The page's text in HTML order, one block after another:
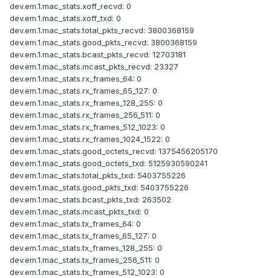
dev.em.1.mac_stats.xoff_recvd: 0
dev.em.1.mac_stats.xoff_txd: 0
dev.em.1.mac_stats.total_pkts_recvd: 3800368159
dev.em.1.mac_stats.good_pkts_recvd: 3800368159
dev.em.1.mac_stats.bcast_pkts_recvd: 12703181
dev.em.1.mac_stats.mcast_pkts_recvd: 23327
dev.em.1.mac_stats.rx_frames_64: 0
dev.em.1.mac_stats.rx_frames_65_127: 0
dev.em.1.mac_stats.rx_frames_128_255: 0
dev.em.1.mac_stats.rx_frames_256_511: 0
dev.em.1.mac_stats.rx_frames_512_1023: 0
dev.em.1.mac_stats.rx_frames_1024_1522: 0
dev.em.1.mac_stats.good_octets_recvd: 1375456205170
dev.em.1.mac_stats.good_octets_txd: 5125930590241
dev.em.1.mac_stats.total_pkts_txd: 5403755226
dev.em.1.mac_stats.good_pkts_txd: 5403755226
dev.em.1.mac_stats.bcast_pkts_txd: 263502
dev.em.1.mac_stats.mcast_pkts_txd: 0
dev.em.1.mac_stats.tx_frames_64: 0
dev.em.1.mac_stats.tx_frames_65_127: 0
dev.em.1.mac_stats.tx_frames_128_255: 0
dev.em.1.mac_stats.tx_frames_256_511: 0
dev.em.1.mac_stats.tx_frames_512_1023: 0